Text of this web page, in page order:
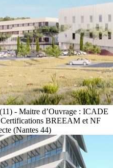
- Maitre d’Ouvrage : ICADE
BREEAM et NF
(Nantes 44)